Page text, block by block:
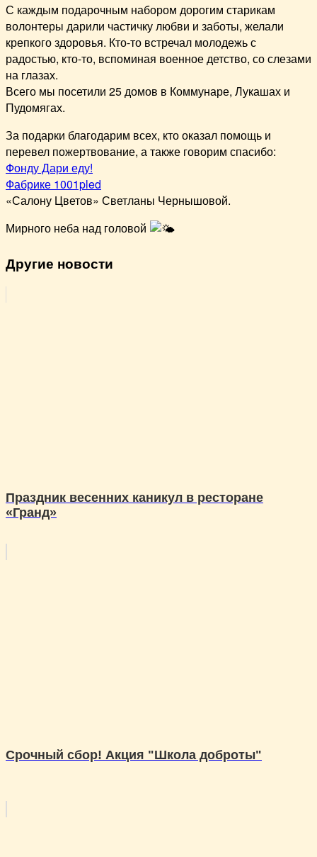
С каждым подарочным набором дорогим старикам
волонтеры дарили частичку любви и заботы, желали
крепкого здоровья. Кто-то встречал молодежь с
радостью, кто-то, вспоминая военное детство, со слезами
на глазах.
Всего мы посетили 25 домов в Коммунаре, Лукашах и
Пудомягах.
За подарки благодарим всех, кто оказал помощь и
перевел пожертвование, а также говорим спасибо:
Фонду Дари еду!
Фабрике 1001pled
«Салону Цветов» Светланы Чернышовой.
Мирного неба над головой
Другие новости
Праздник весенних каникул в ресторане
«Гранд»
Срочный сбор! Акция "Школа доброты"